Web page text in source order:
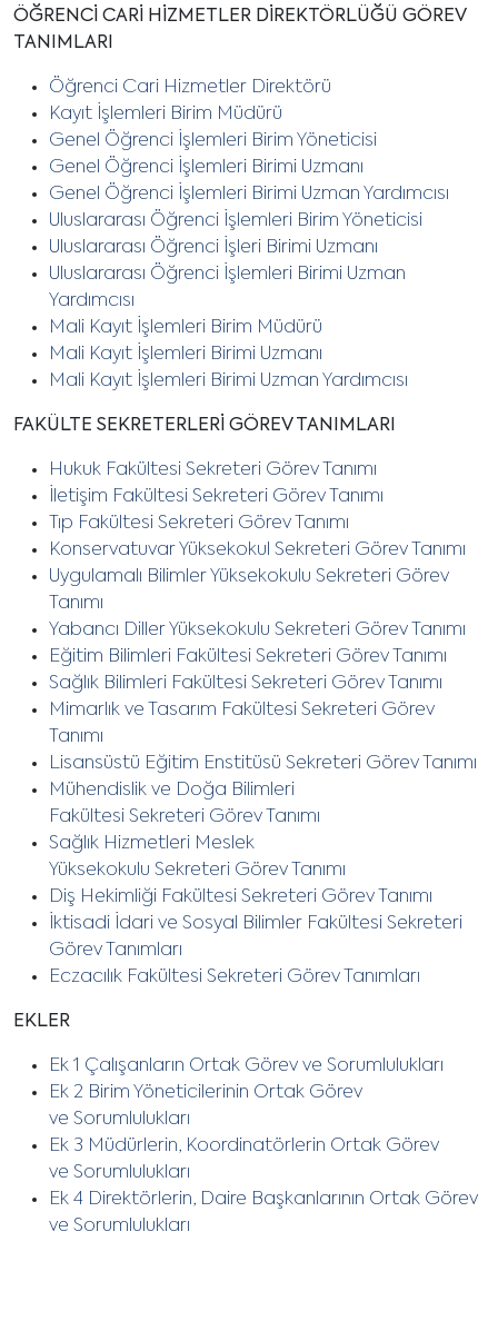
ÖĞRENCİ CARİ HİZMETLER DİREKTÖRLÜĞÜ GÖREV
TANIMLARI
Öğrenci Cari Hizmetler Direktörü
Kayıt İşlemleri Birim Müdürü
Genel Öğrenci İşlemleri Birim Yöneticisi
Genel Öğrenci İşlemleri Birimi Uzmanı
Genel Öğrenci İşlemleri Birimi Uzman Yardımcısı
Uluslararası Öğrenci İşlemleri Birim Yöneticisi
Uluslararası Öğrenci İşleri Birimi Uzmanı
Uluslararası Öğrenci İşlemleri Birimi Uzman
Yardımcısı
Mali Kayıt İşlemleri Birim Müdürü
Mali Kayıt İşlemleri Birimi Uzmanı
Mali Kayıt İşlemleri Birimi Uzman Yardımcısı
FAKÜLTE SEKRETERLERİ GÖREV TANIMLARI
Hukuk Fakültesi Sekreteri Görev Tanımı
İletişim Fakültesi Sekreteri Görev Tanımı
Tıp Fakültesi Sekreteri Görev Tanımı
Konservatuvar Yüksekokul Sekreteri Görev Tanımı
Uygulamalı Bilimler Yüksekokulu Sekreteri Görev
Tanımı
Yabancı Diller Yüksekokulu Sekreteri Görev Tanımı
Eğitim Bilimleri Fakültesi Sekreteri Görev Tanımı
Sağlık Bilimleri Fakültesi Sekreteri Görev Tanımı
Mimarlık ve Tasarım Fakültesi Sekreteri Görev
Tanımı
Lisansüstü Eğitim Enstitüsü Sekreteri Görev Tanımı
Mühendislik ve Doğa Bilimleri
Fakültesi Sekreteri Görev Tanımı
Sağlık Hizmetleri Meslek
Yüksekokulu Sekreteri Görev Tanımı
Diş Hekimliği Fakültesi Sekreteri Görev Tanımı
İktisadi İdari ve Sosyal Bilimler Fakültesi Sekreteri
Görev Tanımları
Eczacılık Fakültesi Sekreteri Görev Tanımları
EKLER
Ek 1 Çalışanların Ortak Görev ve Sorumlulukları
Ek 2 Birim Yöneticilerinin Ortak Görev
ve Sorumlulukları
Ek 3 Müdürlerin, Koordinatörlerin Ortak Görev
ve Sorumlulukları
Ek 4 Direktörlerin, Daire Başkanlarının Ortak Görev
ve Sorumlulukları